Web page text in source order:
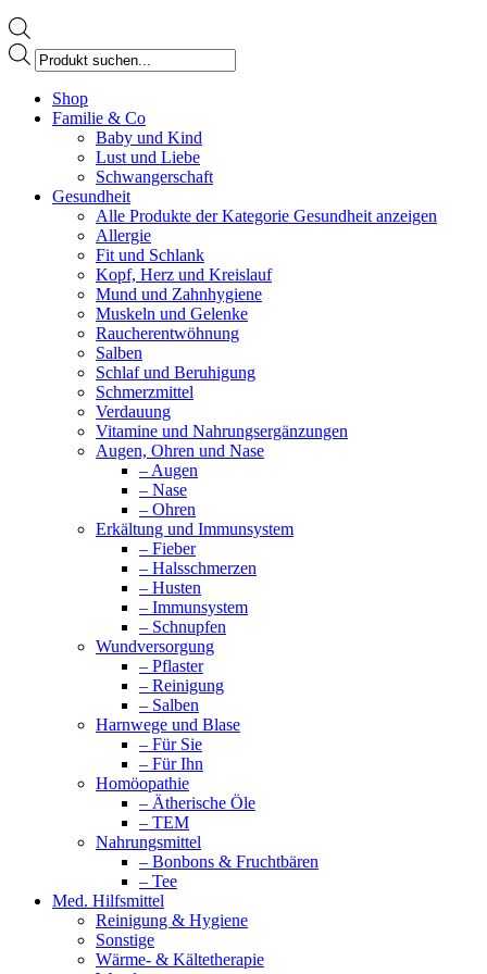
Products
search
page
opens
Shop
Familie & Co
Baby und Kind
Lust und Liebe
Schwangerschaft
Gesundheit
Alle Produkte der Kategorie Gesundheit anzeigen
Allergie
Fit und Schlank
Kopf, Herz und Kreislauf
Mund und Zahnhygiene
Muskeln und Gelenke
Raucherentwöhnung
Salben
Schlaf und Beruhigung
Schmerzmittel
Verdauung
Vitamine und Nahrungsergänzungen
Augen, Ohren und Nase
– Augen
– Nase
– Ohren
Erkältung und Immunsystem
– Fieber
– Halsschmerzen
– Husten
– Immunsystem
– Schnupfen
Wundversorgung
– Pflaster
– Reinigung
– Salben
Harnwege und Blase
– Für Sie
– Für Ihn
Homöopathie
– Ätherische Öle
– TEM
Nahrungsmittel
– Bonbons & Fruchtbären
– Tee
Med. Hilfsmittel
Reinigung & Hygiene
Sonstige
Wärme- & Kältetherapie